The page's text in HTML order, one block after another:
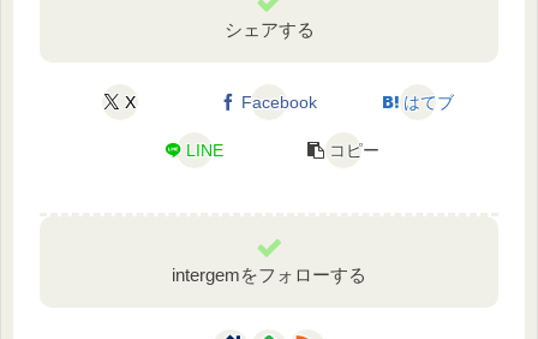
シェアする
X Facebook はてブ
LINE コピー
intergemをフォローする